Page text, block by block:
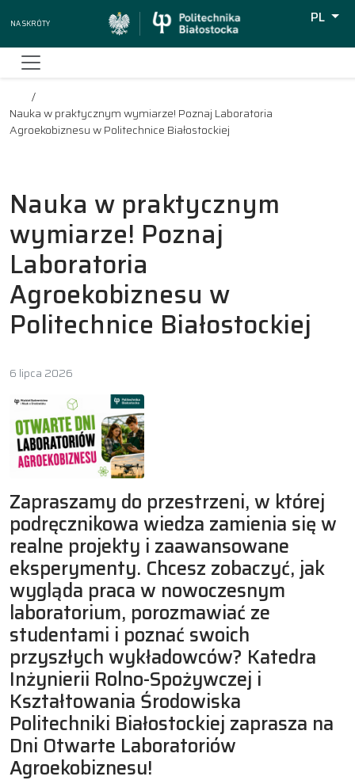
Na skróty
PL
Nauka w praktycznym wymiarze! Poznaj Laboratoria
Agroekobiznesu w Politechnice Białostockiej
Nauka w praktycznym
wymiarze! Poznaj
Laboratoria
Agroekobiznesu w
Politechnice Białostockiej
6 lipca 2026
Zapraszamy do przestrzeni, w której
podręcznikowa wiedza zamienia się w
realne projekty i zaawansowane
eksperymenty. Chcesz zobaczyć, jak
wygląda praca w nowoczesnym
laboratorium, porozmawiać ze
studentami i poznać swoich
przyszłych wykładowców? Katedra
Inżynierii Rolno-Spożywczej i
Kształtowania Środowiska
Politechniki Białostockiej zaprasza na
Dni Otwarte Laboratoriów
Agroekobiznesu!